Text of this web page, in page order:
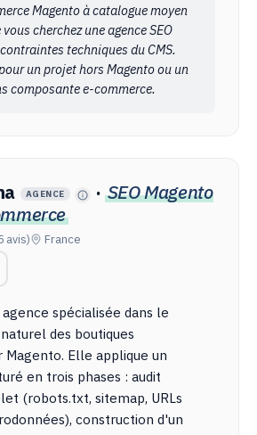
Magento à catalogue moyen
cherchez une agence SEO
techniques du CMS.
un projet hors Magento ou un
composante e-commerce.
AGENCE ·SEO Magento
avis) France
spécialisée dans le
des boutiques
Magento. Elle applique un
en trois phases : audit
(robots.txt, sitemap, URLs
construction d'un